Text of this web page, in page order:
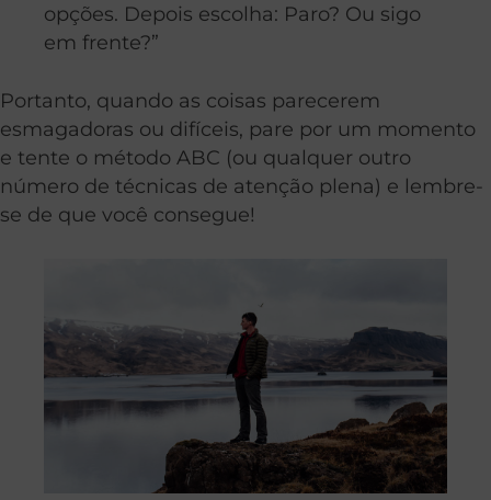
opções. Depois escolha: Paro? Ou sigo
em frente?”
Portanto, quando as coisas parecerem
esmagadoras ou difíceis, pare por um momento
e tente o método ABC (ou qualquer outro
número de técnicas de atenção plena) e lembre-
se de que você consegue!